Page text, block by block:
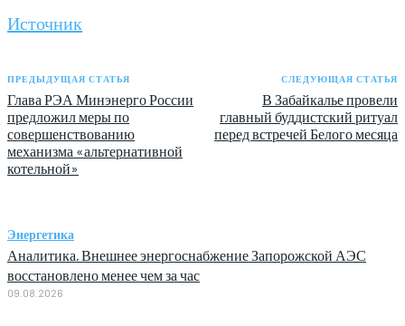
Источник
ПРЕДЫДУЩАЯ СТАТЬЯ
Глава РЭА Минэнерго России
предложил меры по
совершенствованию
механизма «альтернативной
котельной»
СЛЕДУЮЩАЯ СТАТЬЯ
В Забайкалье провели
главный буддистский ритуал
перед встречей Белого месяца
Энергетика
Аналитика. Внешнее энергоснабжение Запорожской АЭС
восстановлено менее чем за час
09.08.2026